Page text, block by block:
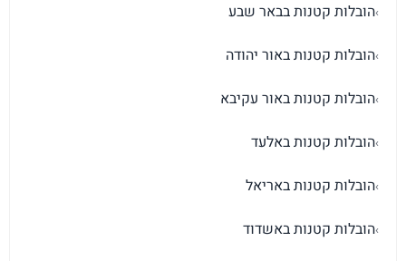
›הובלות קטנות בבאר שבע
›הובלות קטנות באור יהודה
›הובלות קטנות באור עקיבא
›הובלות קטנות באלעד
›הובלות קטנות באריאל
›הובלות קטנות באשדוד